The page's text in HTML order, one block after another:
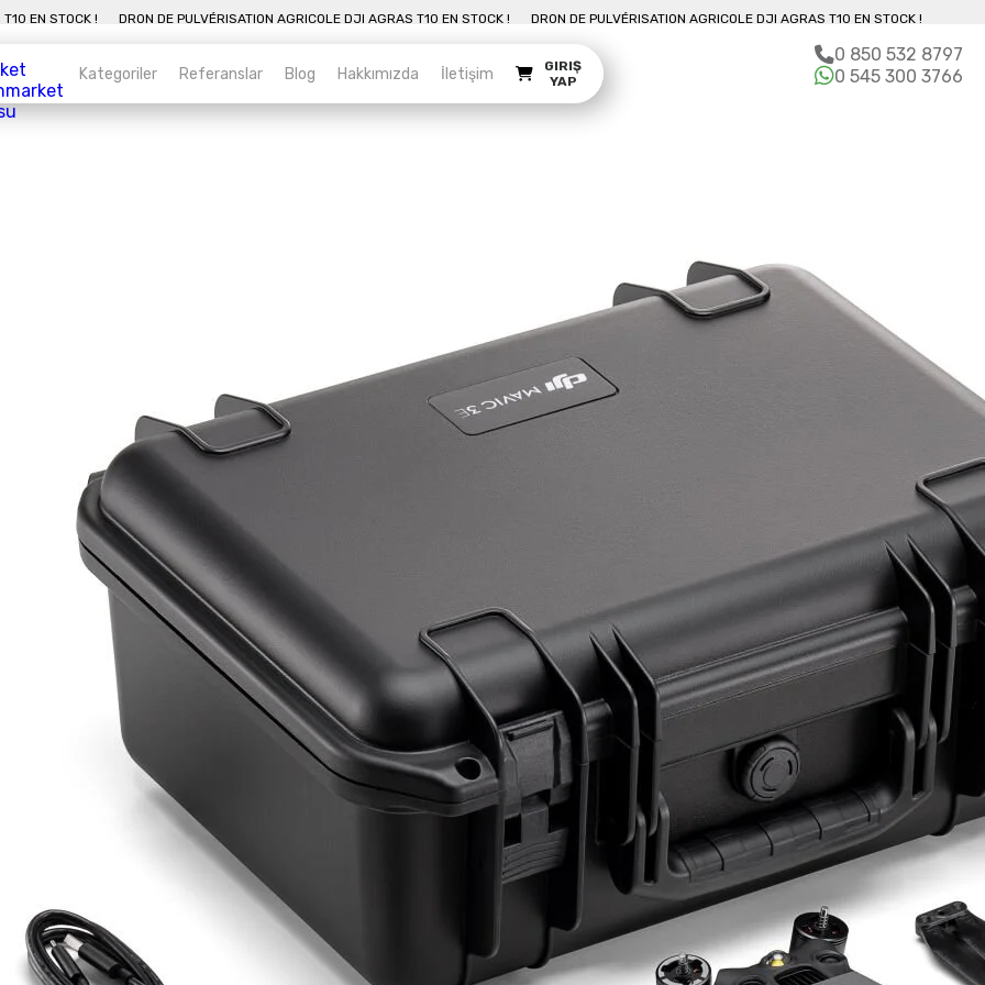
DJI AGRAS T10 EN STOCK ! DRON DE PULVÉRISATION AGRICOLE DJI AGRAS T10 EN STOCK ! DRON DE PULVÉRISATION AGRICOLE DJI AGRAS T10 EN
Kategoriler
Drone industriel
Alt kategorileri görmek için hemen tıklayın.
Haritalama Dronları
Ürünleri görmek için hemen tıklayın.
Fournitures pour drones
Alt kategorileri görmek için hemen tıklayın.
Drone sous-marin
Ürünleri görmek için hemen tıklayın.
Referanslar Blog Hakkımızda İletişim
GIRIŞ
YAP
0 850 532 8797
0 545 300 3766